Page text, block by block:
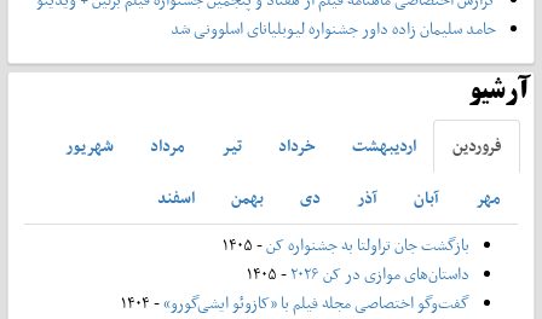
حامد سلیمان زاده داور جشنواره لیوبلیانای اسلوونی شد
آرشیو
فروردين ارديبهشت خرداد تير مرداد
شهريور
مهر
آبان آذر دی بهمن
اسفند
بازگشت جان تراولتا به جشنواره کن- ۱۴۰۵
داستان‌های موازی در کن ۲۰۲۶
- ۱۴۰۵
گفت‌وگو اختصاصی مجله فیلم با «کازوئو ایشی‌گورو»- ۱۴۰۴